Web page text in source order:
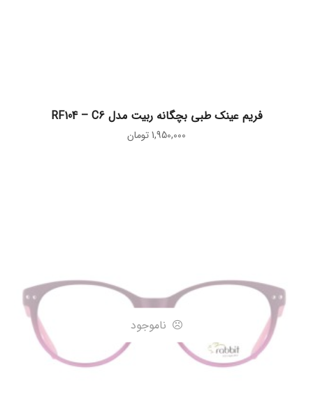
اطلاعات بیشتر
فریم عینک طبی بچگانه ربیت مدل RF104 – C6
1,950,000تومان
ناموجود